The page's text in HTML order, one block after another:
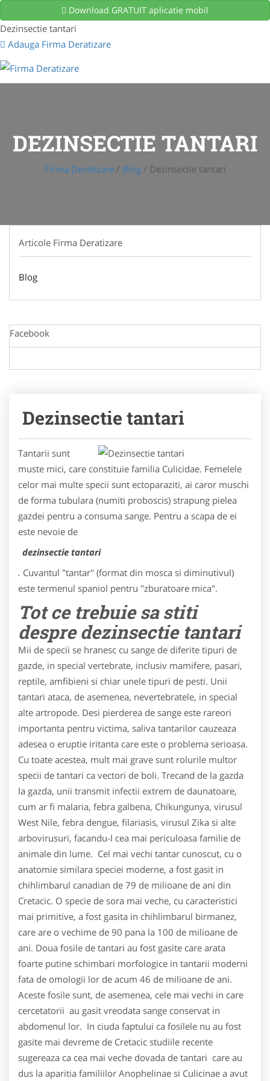
Download GRATUIT aplicatie mobil
Dezinsectie tantari
Adauga Firma Deratizare
DEZINSECTIE TANTARI
Firma Deratizare/ Blog/ Dezinsectie tantari
Articole Firma Deratizare
Blog
Facebook
Dezinsectie tantari
Tantarii sunt
muste mici, care constituie familia Culicidae. Femelele
celor mai multe specii sunt ectoparaziti, ai caror muschi
de forma tubulara (numiti proboscis) strapung pielea
gazdei pentru a consuma sange. Pentru a scapa de ei
este nevoie de
dezinsectie tantari
. Cuvantul "tantar" (format din mosca si diminutivul)
este termenul spaniol pentru "zburatoare mica".
Tot ce trebuie sa stiti
despre dezinsectie tantari
Mii de specii se hranesc cu sange de diferite tipuri de
gazde, in special vertebrate, inclusiv mamifere, pasari,
reptile, amfibieni si chiar unele tipuri de pesti. Unii
tantari ataca, de asemenea, nevertebratele, in special
alte artropode. Desi pierderea de sange este rareori
importanta pentru victima, saliva tantarilor cauzeaza
adesea o eruptie iritanta care este o problema serioasa.
Cu toate acestea, mult mai grave sunt rolurile multor
specii de tantari ca vectori de boli. Trecand de la gazda
la gazda, unii transmit infectii extrem de daunatoare,
cum ar fi malaria, febra galbena, Chikungunya, virusul
West Nile, febra dengue, filariasis, virusul Zika si alte
arbovirusuri, facandu-l cea mai periculoasa familie de
animale din lume. Cel mai vechi tantar cunoscut, cu o
anatomie similara speciei moderne, a fost gasit in
chihlimbarul canadian de 79 de milioane de ani din
Cretacic. O specie de sora mai veche, cu caracteristici
mai primitive, a fost gasita in chihlimbarul birmanez,
care are o vechime de 90 pana la 100 de milioane de
ani. Doua fosile de tantari au fost gasite care arata
foarte putine schimbari morfologice in tantarii moderni
fata de omologii lor de acum 46 de milioane de ani.
Aceste fosile sunt, de asemenea, cele mai vechi in care
cercetatorii au gasit vreodata sange conservat in
abdomenul lor. In ciuda faptului ca fosilele nu au fost
gasite mai devreme de Cretacic studiile recente
sugereaza ca cea mai veche dovada de tantari care au
dus la aparitia familiilor Anophelinae si Culicinae a avut